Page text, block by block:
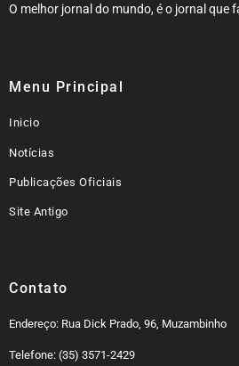
O melhor jornal do mundo, é o jornal que
Menu Principal
Inicio
Notícias
Publicações Oficiais
Site Antigo
Contato
Endereço: Rua Dick Prado, 96, Muzambinho
Telefone: (35) 3571-2429